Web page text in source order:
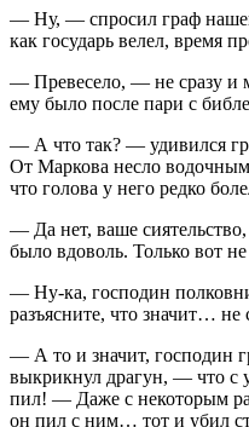
— Ну, — спросил граф
как государь велел, время
— Превесело, — не сразу и
ему было после пари с
— А что так? — удивился
От Маркова несло
что голова у него редко
— Да нет, ваше
было вдоволь. Только вот
— Ну-ка, господин
разъясните, что значит… не
— А то и значит, господин
выкрикнул драгун, — что с
пил! — Даже с некоторым
он пил с ним… тот и убил